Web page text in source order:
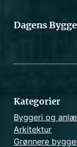
Dagens
Kategorier
Byggeri og
Arkitektur
Grønnere